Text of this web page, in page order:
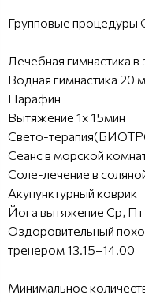
Групповые процедуры
Лечебная гимнастика в
Водная гимнастика 20
Парафин
Вытяжение 1х 15мин
Свето-
Сеанс в морской
Соле-лечение в
Акупунктурный коврик
Йога вытяжение Ср,
Оздоровительный
тренером 13.15–14.00
Минимальное